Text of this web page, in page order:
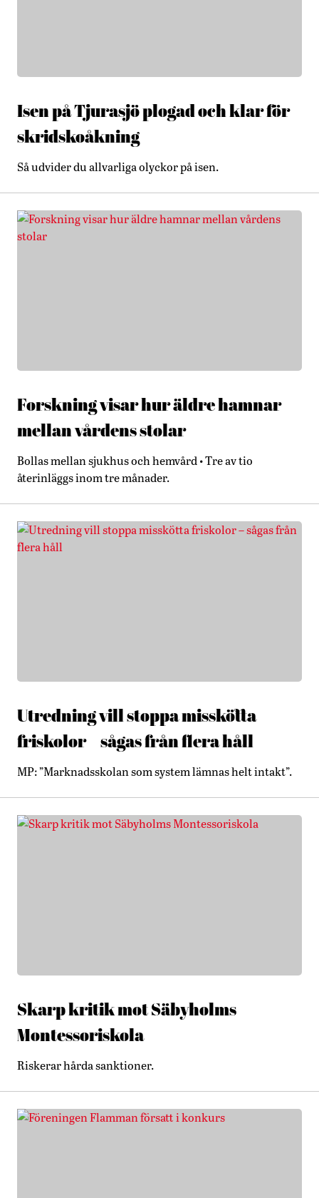
Isen på Tjurasjö plogad och klar för
skridskoåkning
Så udvider du allvarliga olyckor på isen.
Forskning visar hur äldre hamnar
mellan vårdens stolar
Bollas mellan sjukhus och hemvård • Tre av tio
återinläggs inom tre månader.
Utredning vill stoppa misskötta
friskolor – sågas från flera håll
MP: ”Marknadsskolan som system lämnas helt intakt”.
Skarp kritik mot Säbyholms
Montessoriskola
Riskerar hårda sanktioner.